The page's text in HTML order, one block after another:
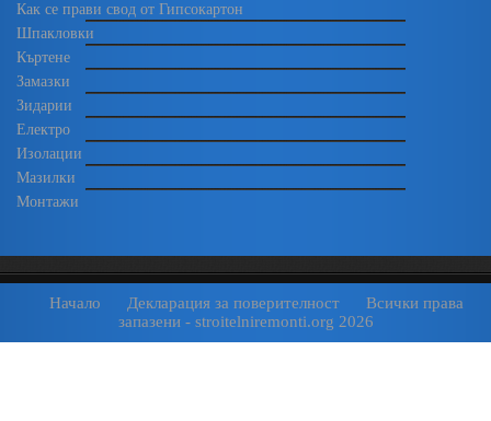
Как се прави свод от Гипсокартон
Шпакловки
Къртене
Замазки
Зидарии
Електро
Изолации
Мазилки
Монтажи
Начало Декларация за поверителност
Всички права
запазени - stroitelniremonti.org 2026